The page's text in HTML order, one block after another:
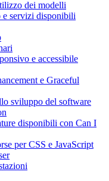
dei modelli
servizi disponibili
e accessibile
e Graceful
sviluppo del software
disponibili con Can I
per CSS e JavaScript